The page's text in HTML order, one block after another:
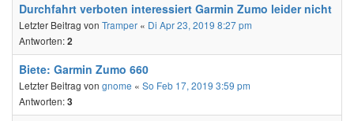
Durchfahrt verboten interessiert Garmin Zumo leider nicht
Letzter Beitrag von Tramper « Di Apr 23, 2019 8:27 pm
Antworten:2
Biete: Garmin Zumo 660
Letzter Beitrag von gnome « So Feb 17, 2019 3:59 pm
Antworten:3